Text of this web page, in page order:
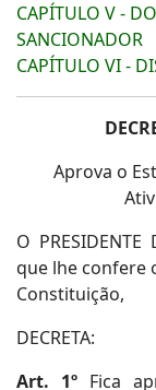
CAPÍTULO V -
SANCIONADOR
CAPÍTULO VI -
Aprova o
O
que lhe confere
Constituição,
DECRETA:
Art. 1º Fica